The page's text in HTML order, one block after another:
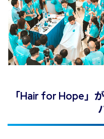
「Hair for Hope」